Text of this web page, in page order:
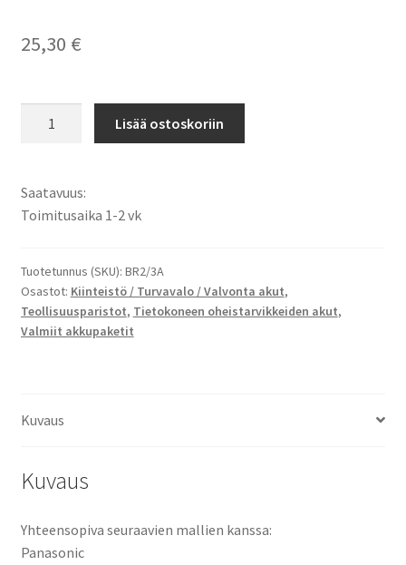
25,30 €
2/3A,
CR17335,
SE
Teollisuusparisto
Li-
MnO2
määrä
Lisää ostoskoriin
Saatavuus:
Toimitusaika 1-2 vk
Tuotetunnus (SKU): BR2/3A
Osastot: Kiinteistö / Turvavalo / Valvonta akut,
Teollisuusparistot, Tietokoneen oheistarvikkeiden akut,
Valmiit akkupaketit
Kuvaus
Kuvaus
Yhteensopiva seuraavien mallien kanssa:
Panasonic